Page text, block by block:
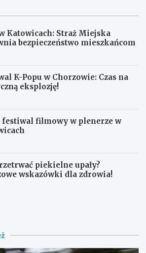
Katowicach: Straż Miejska
bezpieczeństwo mieszkańcom
K-Popu w Chorzowie: Czas na
eksplozję!
festiwal filmowy w plenerze w
piekielne upały?
wskazówki dla zdrowia!